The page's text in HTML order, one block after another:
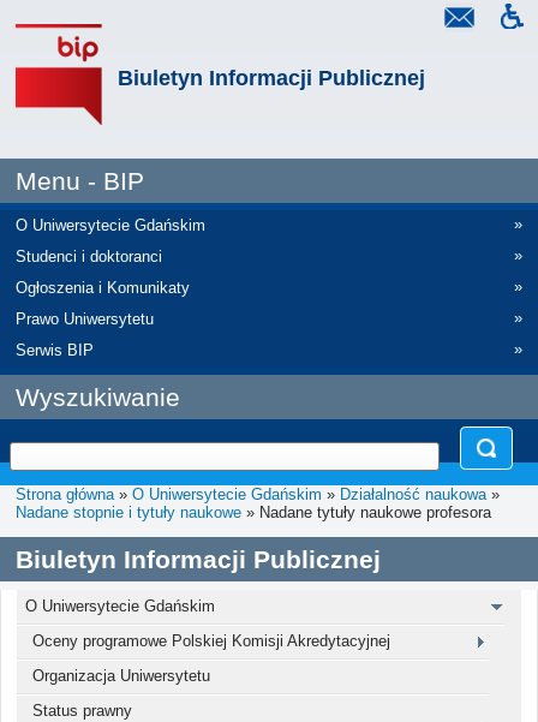
Biuletyn Informacji Publicznej
Menu - BIP
O Uniwersytecie Gdańskim
»
Studenci i doktoranci
»
Ogłoszenia i Komunikaty
»
Prawo Uniwersytetu
»
Serwis BIP
»
Wyszukiwanie
Strona główna» O Uniwersytecie Gdańskim » Działalność naukowa»
Nadane stopnie i tytuły naukowe » Nadane tytuły naukowe profesora
Biuletyn Informacji Publicznej
O Uniwersytecie Gdańskim
Oceny programowe Polskiej Komisji Akredytacyjnej
Organizacja Uniwersytetu
Status prawny